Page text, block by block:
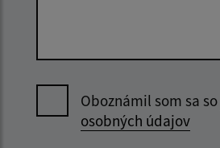
Oboznámil som sa so
osobných údajov